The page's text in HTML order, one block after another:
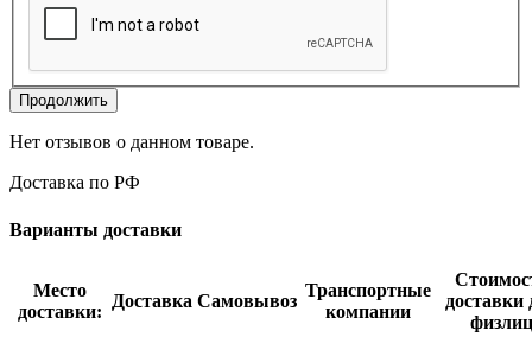
Продолжить
Нет отзывов о данном товаре.
Доставка по РФ
Варианты доставки
Место
доставки:
Доставка Самовывоз
Транспортные
компании
доставки
физлиц